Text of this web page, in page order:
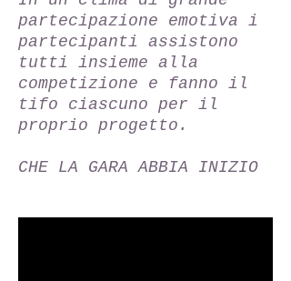
partecipazione emotiva i
partecipanti assistono
tutti insieme alla
competizione e fanno il
tifo ciascuno per il
proprio progetto.
CHE LA GARA ABBIA INIZIO